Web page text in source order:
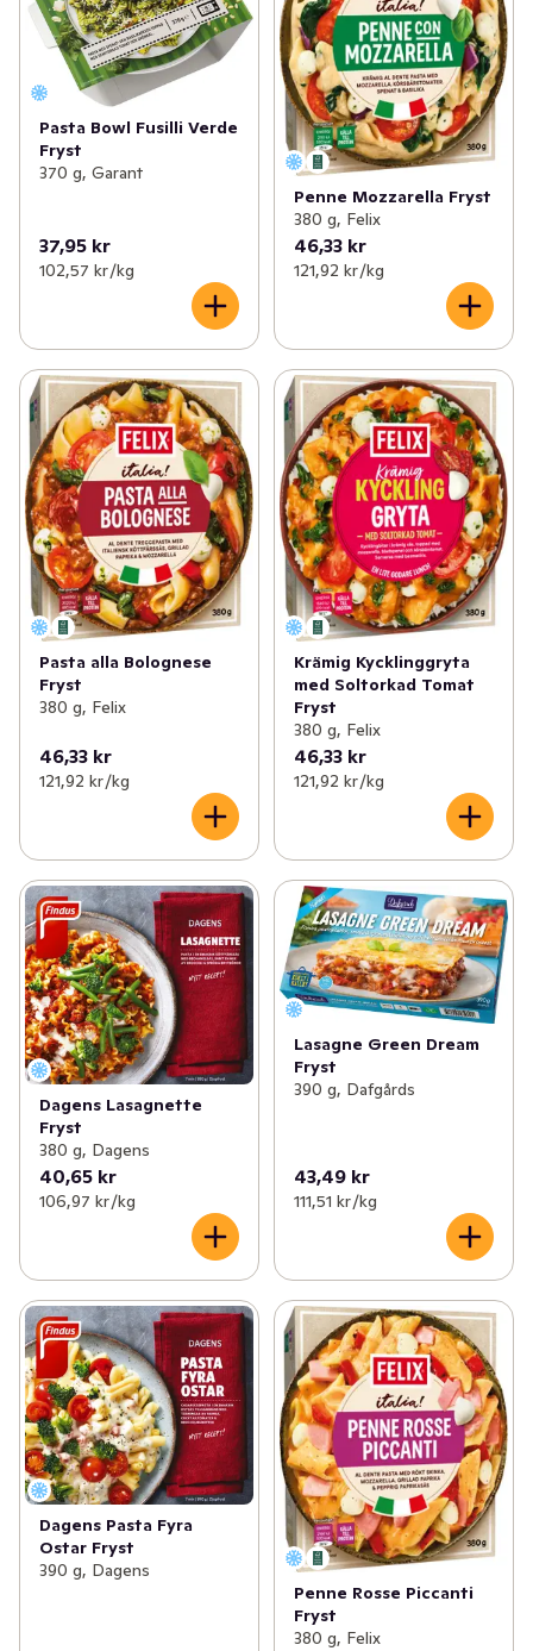
Pasta Bowl Fusilli Verde
Fryst
370 g, Garant
37,95 kr
102,57 kr /kg
Penne Mozzarella Fryst
380 g, Felix
46,33 kr
121,92 kr /kg
Pasta alla Bolognese
Fryst
380 g, Felix
46,33 kr
121,92 kr /kg
Krämig Kycklinggryta
med Soltorkad Tomat
Fryst
380 g, Felix
46,33 kr
121,92 kr /kg
Dagens Lasagnette
Fryst
380 g, Dagens
40,65 kr
106,97 kr /kg
Lasagne Green Dream
Fryst
390 g, Dafgårds
43,49 kr
111,51 kr /kg
Dagens Pasta Fyra
Ostar Fryst
390 g, Dagens
Penne Rosse Piccanti
Fryst
380 g, Felix